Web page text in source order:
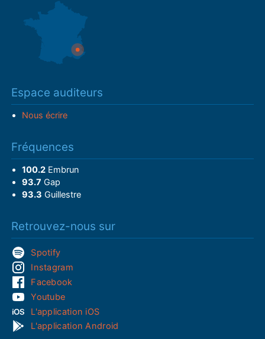
Espace auditeurs
Nous écrire
Fréquences
100.2Embrun
93.7 Gap
93.3 Guillestre
Retrouvez-nous sur
Spotify
Instagram
Facebook
Youtube
L'application iOS
L'application Android